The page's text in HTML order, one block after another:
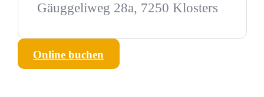
Gäuggeliweg 28a, 7250 Klosters
Online buchen